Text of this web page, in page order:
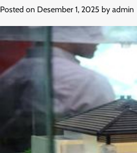
Posted on Desember 1, 2025 by admin